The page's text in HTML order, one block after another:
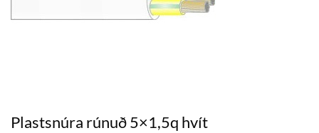
Plastsnúra rúnuð 5×1,5q hvít